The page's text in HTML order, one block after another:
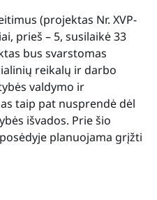
(projektas Nr. XVP-
prieš – 5, susilaikė 33
bus svarstomas
reikalų ir darbo
valdymo ir
taip pat nusprendė dėl
išvados. Prie šio
planuojama grįžti